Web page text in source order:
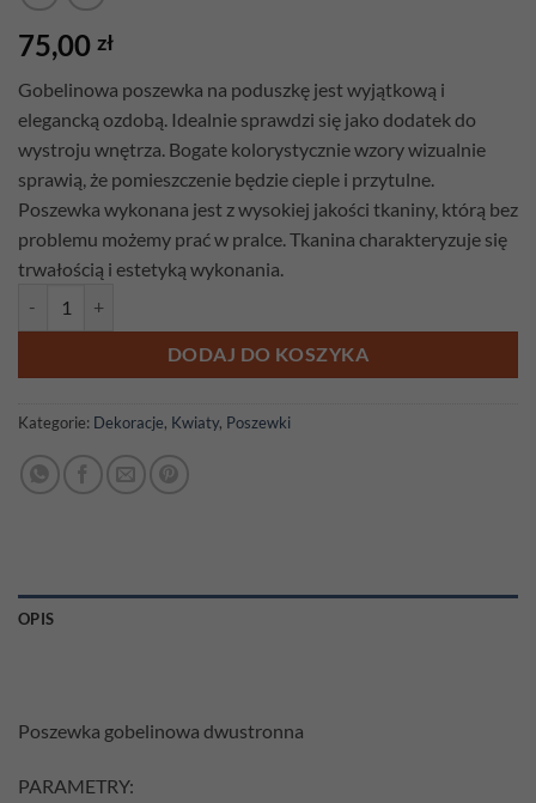
75,00 zł
Gobelinowa poszewka na poduszkę jest wyjątkową i
elegancką ozdobą. Idealnie sprawdzi się jako dodatek do
wystroju wnętrza. Bogate kolorystycznie wzory wizualnie
sprawią, że pomieszczenie będzie cieple i przytulne.
Poszewka wykonana jest z wysokiej jakości tkaniny, którą bez
problemu możemy prać w pralce. Tkanina charakteryzuje się
trwałością i estetyką wykonania.
DODAJ DO KOSZYKA
Kategorie: Dekoracje, Kwiaty, Poszewki
OPIS
Poszewka gobelinowa dwustronna
PARAMETRY: